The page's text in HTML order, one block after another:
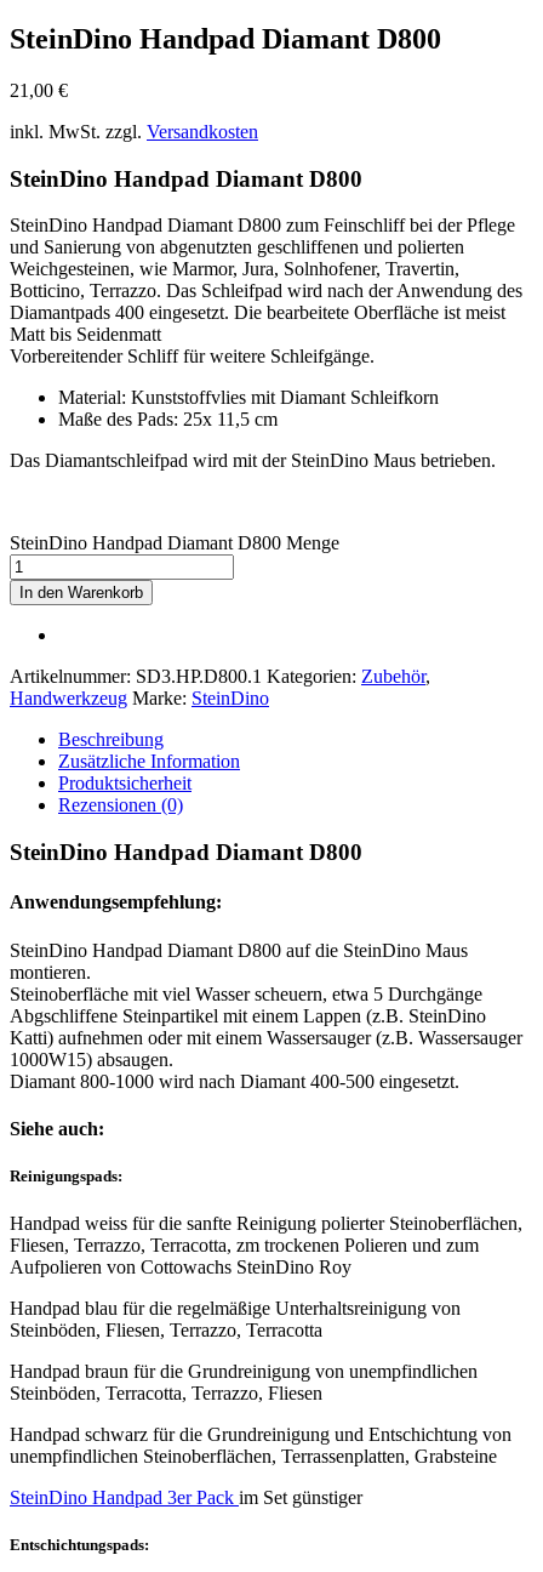
SteinDino Handpad Diamant D800
21,00 €
inkl. MwSt. zzgl. Versandkosten
SteinDino Handpad Diamant D800
SteinDino Handpad Diamant D800 zum Feinschliff bei der Pflege
und Sanierung von abgenutzten geschliffenen und polierten
Weichgesteinen, wie Marmor, Jura, Solnhofener, Travertin,
Botticino, Terrazzo. Das Schleifpad wird nach der Anwendung des
Diamantpads 400 eingesetzt. Die bearbeitete Oberfläche ist meist
Matt bis Seidenmatt
Vorbereitender Schliff für weitere Schleifgänge.
Material: Kunststoffvlies mit Diamant Schleifkorn
Maße des Pads: 25x 11,5 cm
Das Diamantschleifpad wird mit der SteinDino Maus betrieben.
SteinDino Handpad Diamant D800 Menge
In den Warenkorb
Artikelnummer: SD3.HP.D800.1 Kategorien: Zubehör,
Handwerkzeug Marke: SteinDino
Beschreibung
Zusätzliche Information
Produktsicherheit
Rezensionen (0)
SteinDino Handpad Diamant D800
Anwendungsempfehlung:
SteinDino Handpad Diamant D800 auf die SteinDino Maus
montieren.
Steinoberfläche mit viel Wasser scheuern, etwa 5 Durchgänge
Abgschliffene Steinpartikel mit einem Lappen (z.B. SteinDino
Katti) aufnehmen oder mit einem Wassersauger (z.B. Wassersauger
1000W15) absaugen.
Diamant 800-1000 wird nach Diamant 400-500 eingesetzt.
Siehe auch:
Reinigungspads:
Handpad weiss für die sanfte Reinigung polierter Steinoberflächen,
Fliesen, Terrazzo, Terracotta, zm trockenen Polieren und zum
Aufpolieren von Cottowachs SteinDino Roy
Handpad blau für die regelmäßige Unterhaltsreinigung von
Steinböden, Fliesen, Terrazzo, Terracotta
Handpad braun für die Grundreinigung von unempfindlichen
Steinböden, Terracotta, Terrazzo, Fliesen
Handpad schwarz für die Grundreinigung und Entschichtung von
unempfindlichen Steinoberflächen, Terrassenplatten, Grabsteine
SteinDino Handpad 3er Pack im Set günstiger
Entschichtungspads: